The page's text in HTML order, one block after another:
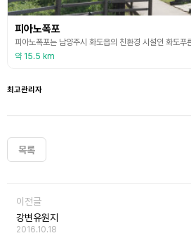
피아노폭포
피아노폭포는 남양주시 화도읍의 친환경 시설인 화도푸
약 15.5 km
최고관리자
목록
이전글
강변유원지
2016.10.18